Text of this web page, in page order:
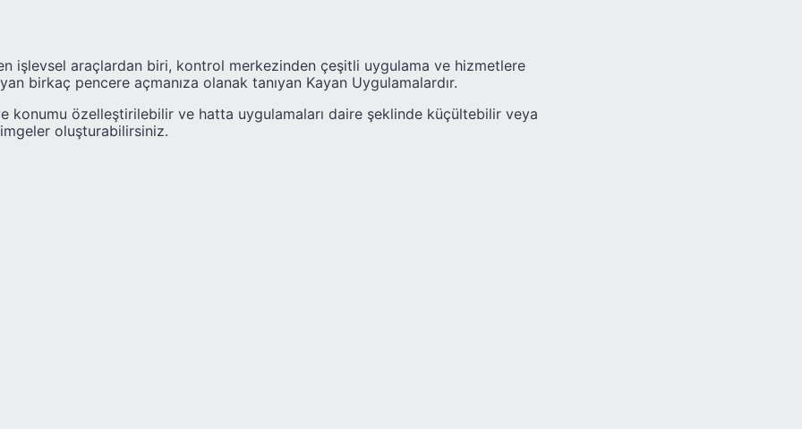
işlevsel araçlardan biri, kontrol merkezinden çeşitli uygulama ve hizmetlere
birkaç pencere açmanıza olanak tanıyan Kayan Uygulamalardır.
konumu özelleştirilebilir ve hatta uygulamaları daire şeklinde küçültebilir veya
oluşturabilirsiniz.